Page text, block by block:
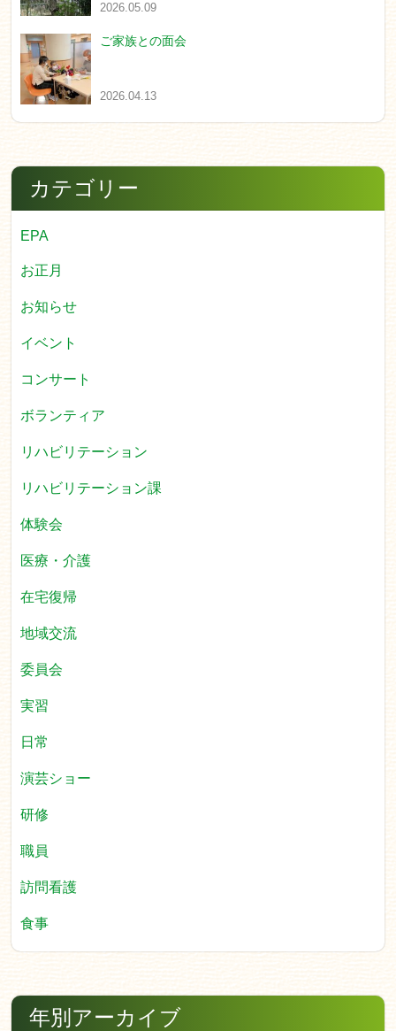
2026.05.09
ご家族との面会
2026.04.13
カテゴリー
EPA
お正月
お知らせ
イベント
コンサート
ボランティア
リハビリテーション
リハビリテーション課
体験会
医療・介護
在宅復帰
地域交流
委員会
実習
日常
演芸ショー
研修
職員
訪問看護
食事
年別アーカイブ